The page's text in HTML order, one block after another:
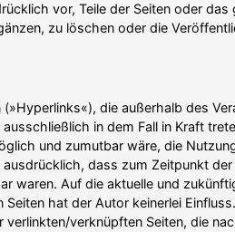
vor, Teile der Seiten oder das
zu löschen oder die
die außerhalb des
in dem Fall in Kraft
und zumutbar wäre, die
dass zum Zeitpunkt
waren. Auf die aktuelle und
hat der Autor keinerlei
​verknüpften Seiten, die